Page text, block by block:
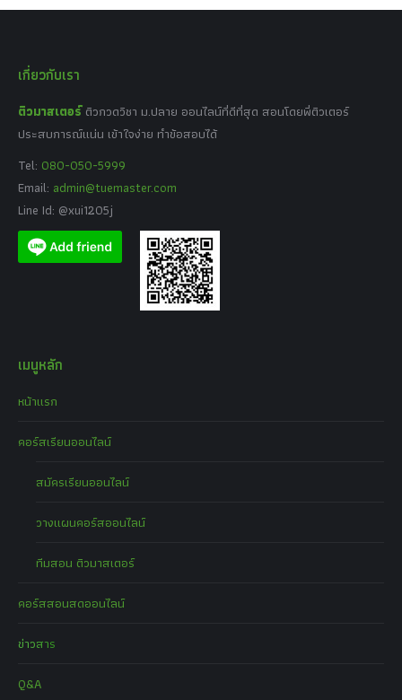
เกี่ยวกับเรา
ติวมาสเตอร์ ติวกวดวิชา ม.ปลาย ออนไลน์ที่ดีที่สุด สอนโดยพี่ติวเตอร์
ประสบการณ์แน่น เข้าใจง่าย ทำข้อสอบได้
Tel: 080-050-5999
Email: admin@tuemaster.com
Line Id: @xui1205j
เมนูหลัก
หน้าแรก
คอร์สเรียนออนไลน์
สมัครเรียนออนไลน์
วางแผนคอร์สออนไลน์
ทีมสอน ติวมาสเตอร์
คอร์สสอนสดออนไลน์
ข่าวสาร
Q&A